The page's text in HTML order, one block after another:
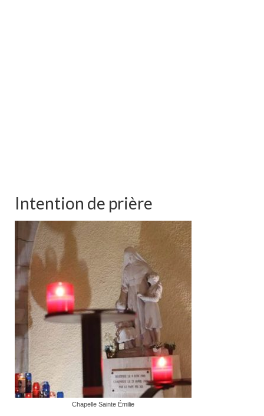
Intention de prière
Chapelle Sainte Émilie